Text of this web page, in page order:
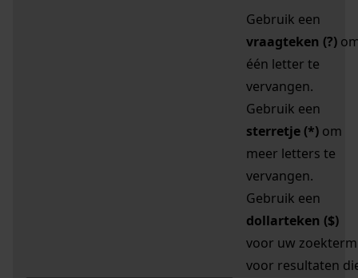
Gebruik een
vraagteken (?)
één letter te
vervangen.
Gebruik een
sterretje (*) om
meer letters te
vervangen.
Gebruik een
dollarteken ($)
voor uw zoekterm
voor resultaten